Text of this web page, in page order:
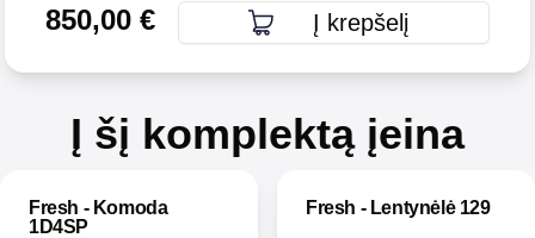
850,00€ Į krepšelį
Į šį komplektą įeina
Fresh - Komoda
1D4SP
Fresh - Lentynėlė 129